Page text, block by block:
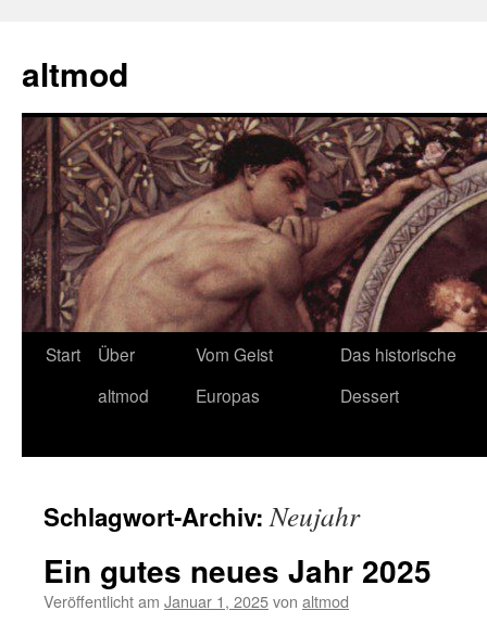
springen
altmod
Start
Über
altmod
Vom Geist
Europas
Das historische
Dessert
Schlagwort-Archiv:Neujahr
Ein gutes neues Jahr 2025
Veröffentlicht am Januar 1, 2025von altmod